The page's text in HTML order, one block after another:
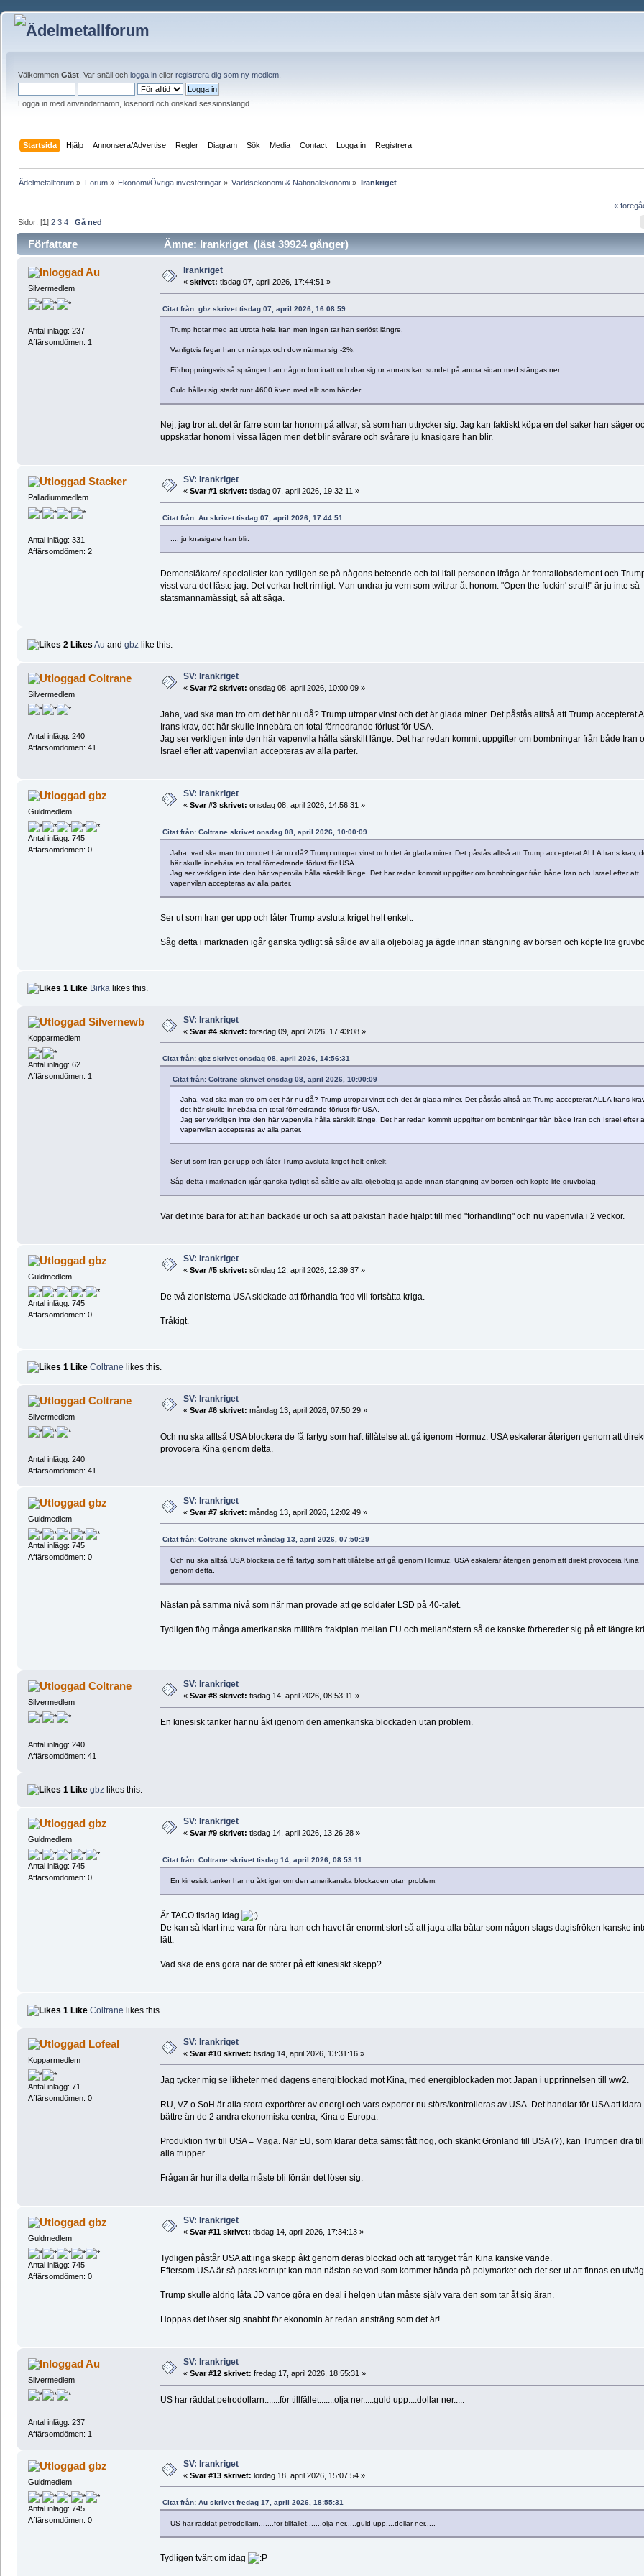
Välkommen Gäst . Var snäll och logga in eller registrera dig som ny medlem
Logga in med användarnamn, lösenord och önskad sessionslängd
Startsida Hjälp Annonsera/Advertise Regler Diagram Sök Media Contact Logga in Registrera
Ädelmetallforum » Forum» Ekonomi/Övriga investeringar» Världsekonomi & Nationalekonomi » Irankriget
«
Sidor: [1]2 3 4 Gå ned
Författare Ämne: Irankriget (läst 39924 gånger)
Au
Silvermedlem
Antal inlägg: 237
Affärsomdömen: 1
Irankriget
« skrivet: tisdag 07, april 2026, 17:44:51 »
Citat från: gbz skrivet tisdag 07, april 2026, 16:08:59
Trump hotar med att utrota hela Iran men ingen tar han seriöst längre.
Vanligtvis fegar han ur när spx och dow närmar sig -2%.
Förhoppningsvis så spränger han någon bro inatt och drar sig ur annars kan sundet på andra sidan med stängas ner.
Guld håller sig starkt runt 4600 även med allt som händer.
Nej, jag tror att det är färre som tar honom på allvar, så som han uttrycker sig. Jag kan faktiskt köpa en del saker han säger
uppskattar honom i vissa lägen men det blir svårare och svårare ju knasigare han blir.
Stacker
Palladiummedlem
Antal inlägg: 331
Affärsomdömen: 2
SV: Irankriget
« Svar #1 skrivet: tisdag 07, april 2026, 19:32:11 »
Citat från: Au skrivet tisdag 07, april 2026, 17:44:51
.... ju knasigare han blir.
Demensläkare/-specialister kan tydligen se på någons beteende och tal ifall personen ifråga är frontallobsdement och
visst vara det läste jag. Det verkar helt rimligt. Man undrar ju vem som twittrar åt honom. "Open the fuckin' strait!" är ju inte så
statsmannamässigt, så att säga.
2 Likes Au and gbzlike this.
Coltrane
Silvermedlem
Antal inlägg: 240
Affärsomdömen: 41
SV: Irankriget
« Svar #2 skrivet: onsdag 08, april 2026, 10:00:09 »
Jaha, vad ska man tro om det här nu då? Trump utropar vinst och det är glada miner. Det påstås alltså att Trump accepterat
Irans krav, det här skulle innebära en total förnedrande förlust för USA.
Jag ser verkligen inte den här vapenvila hålla särskilt länge. Det har redan kommit uppgifter om bombningar från både Iran
Israel efter att vapenvilan accepteras av alla parter.
gbz
Guldmedlem
Antal inlägg: 745
Affärsomdömen: 0
SV: Irankriget
« Svar #3 skrivet: onsdag 08, april 2026, 14:56:31 »
Citat från: Coltrane skrivet onsdag 08, april 2026, 10:00:09
Jaha, vad ska man tro om det här nu då? Trump utropar vinst och det är glada miner. Det påstås alltså att Trump accepterat ALLA Irans krav,
här skulle innebära en total förnedrande förlust för USA.
Jag ser verkligen inte den här vapenvila hålla särskilt länge. Det har redan kommit uppgifter om bombningar från både Iran och Israel efter att
vapenvilan accepteras av alla parter.
Ser ut som Iran ger upp och låter Trump avsluta kriget helt enkelt.
Såg detta i marknaden igår ganska tydligt så sålde av alla oljebolag ja ägde innan stängning av börsen och köpte lite
1 Like Birkalikes this.
Silvernewb
Kopparmedlem
Antal inlägg: 62
Affärsomdömen: 1
SV: Irankriget
« Svar #4 skrivet: torsdag 09, april 2026, 17:43:08 »
Citat från: gbz skrivet onsdag 08, april 2026, 14:56:31
Citat från: Coltrane skrivet onsdag 08, april 2026, 10:00:09
Jaha, vad ska man tro om det här nu då? Trump utropar vinst och det är glada miner. Det påstås alltså att Trump accepterat ALLA Irans
det här skulle innebära en total förnedrande förlust för USA.
Jag ser verkligen inte den här vapenvila hålla särskilt länge. Det har redan kommit uppgifter om bombningar från både Iran och Israel efter
vapenvilan accepteras av alla parter.
Ser ut som Iran ger upp och låter Trump avsluta kriget helt enkelt.
Såg detta i marknaden igår ganska tydligt så sålde av alla oljebolag ja ägde innan stängning av börsen och köpte lite gruvbolag.
Var det inte bara för att han backade ur och sa att pakistan hade hjälpt till med "förhandling" och nu vapenvila i 2 veckor.
gbz
Guldmedlem
Antal inlägg: 745
Affärsomdömen: 0
SV: Irankriget
« Svar #5 skrivet: söndag 12, april 2026, 12:39:37 »
De två zionisterna USA skickade att förhandla fred vill fortsätta kriga.
Tråkigt.
1 Like Coltrane likes this.
Coltrane
Silvermedlem
Antal inlägg: 240
Affärsomdömen: 41
SV: Irankriget
« Svar #6 skrivet: måndag 13, april 2026, 07:50:29 »
Och nu ska alltså USA blockera de få fartyg som haft tillåtelse att gå igenom Hormuz. USA eskalerar återigen genom att
provocera Kina genom detta.
gbz
Guldmedlem
Antal inlägg: 745
Affärsomdömen: 0
SV: Irankriget
« Svar #7 skrivet: måndag 13, april 2026, 12:02:49 »
Citat från: Coltrane skrivet måndag 13, april 2026, 07:50:29
Och nu ska alltså USA blockera de få fartyg som haft tillåtelse att gå igenom Hormuz. USA eskalerar återigen genom att direkt provocera Kina
genom detta.
Nästan på samma nivå som när man provade att ge soldater LSD på 40-talet.
Tydligen flög många amerikanska militära fraktplan mellan EU och mellanöstern så de kanske förbereder sig på ett längre
Coltrane
Silvermedlem
Antal inlägg: 240
Affärsomdömen: 41
SV: Irankriget
« Svar #8 skrivet: tisdag 14, april 2026, 08:53:11 »
En kinesisk tanker har nu åkt igenom den amerikanska blockaden utan problem.
1 Like gbzlikes this.
gbz
Guldmedlem
Antal inlägg: 745
Affärsomdömen: 0
SV: Irankriget
« Svar #9 skrivet: tisdag 14, april 2026, 13:26:28 »
Citat från: Coltrane skrivet tisdag 14, april 2026, 08:53:11
En kinesisk tanker har nu åkt igenom den amerikanska blockaden utan problem.
Är TACO tisdag idag
De kan så klart inte vara för nära Iran och havet är enormt stort så att jaga alla båtar som någon slags dagisfröken kanske
lätt.
Vad ska de ens göra när de stöter på ett kinesiskt skepp?
1 Like Coltrane likes this.
Lofeal
Kopparmedlem
Antal inlägg: 71
Affärsomdömen: 0
SV: Irankriget
« Svar #10 skrivet: tisdag 14, april 2026, 13:31:16 »
Jag tycker mig se likheter med dagens energiblockad mot Kina, med energiblockaden mot Japan i upprinnelsen till ww2.
RU, VZ o SoH är alla stora exportörer av energi och vars exporter nu störs/kontrolleras av USA. Det handlar för USA att klara
bättre än de 2 andra ekonomiska centra, Kina o Europa.
Produktion flyr till USA = Maga. När EU, som klarar detta sämst fått nog, och skänkt Grönland till USA (?), kan Trumpen dra
alla trupper.
Frågan är hur illa detta måste bli förrän det löser sig.
gbz
Guldmedlem
Antal inlägg: 745
Affärsomdömen: 0
SV: Irankriget
« Svar #11 skrivet: tisdag 14, april 2026, 17:34:13 »
Tydligen påstår USA att inga skepp åkt genom deras blockad och att fartyget från Kina kanske vände.
Eftersom USA är så pass korrupt kan man nästan se vad som kommer hända på polymarket och det ser ut att finnas en
Trump skulle aldrig låta JD vance göra en deal i helgen utan måste själv vara den som tar åt sig äran.
Hoppas det löser sig snabbt för ekonomin är redan ansträng som det är!
Au
Silvermedlem
Antal inlägg: 237
Affärsomdömen: 1
SV: Irankriget
« Svar #12 skrivet: fredag 17, april 2026, 18:55:31 »
US har räddat petrodollarn.......för tillfället.......olja ner.....guld upp....dollar ner.....
gbz
Guldmedlem
Antal inlägg: 745
Affärsomdömen: 0
SV: Irankriget
« Svar #13 skrivet: lördag 18, april 2026, 15:07:54 »
Citat från: Au skrivet fredag 17, april 2026, 18:55:31
US har räddat petrodollarn.......för tillfället.......olja ner.....guld upp....dollar ner.....
Tydligen tvärt om idag